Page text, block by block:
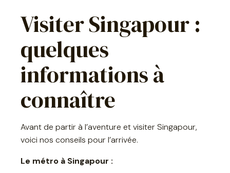
Visiter Singapour :
quelques
informations à
connaître
Avant de partir à l’aventure et visiter Singapour,
voici nos conseils pour l’arrivée.
Le métro à Singapour :